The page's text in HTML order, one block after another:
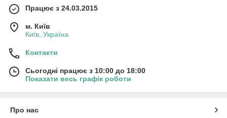
Працює з 24.03.2015
м. Київ
Київ, Україна
Контакти
Сьогодні працює з 10:00 до 18:00
Показати весь графік роботи
Про нас